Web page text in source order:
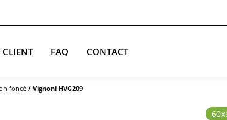
CLIENT FAQ CONTACT
foncé / Vignoni HVG209